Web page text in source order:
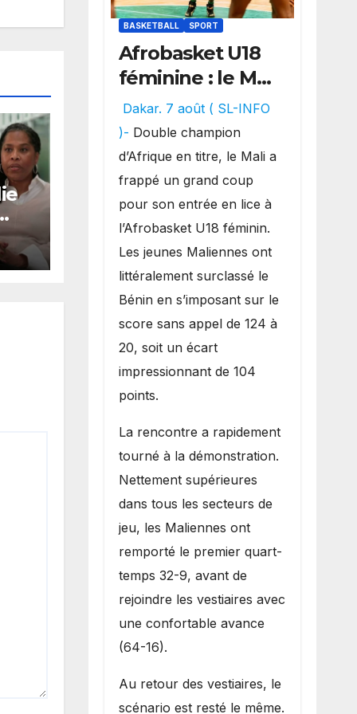
BASKETBALL SPORT
Afrobasket U18
féminine : le Mali
réalise un
véritable festival
offensif et
inflige une
lourde défaite
au Bénin.
Dakar. 7 août ( SL-INFO
)- Double champion
d’Afrique en titre, le Mali a
frappé un grand coup
pour son entrée en lice à
l’Afrobasket U18 féminin.
Les jeunes Maliennes ont
littéralement surclassé le
Bénin en s’imposant sur le
score sans appel de 124 à
20, soit un écart
impressionnant de 104
points.
La rencontre a rapidement
tourné à la démonstration.
Nettement supérieures
dans tous les secteurs de
jeu, les Maliennes ont
remporté le premier quart-
temps 32-9, avant de
rejoindre les vestiaires avec
une confortable avance
(64-16).
Au retour des vestiaires, le
scénario est resté le même.